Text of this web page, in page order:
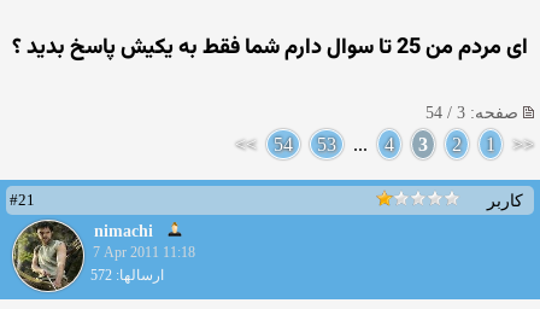
ای مردم من 25 تا سوال دارم شما فقط به یکیش پاسخ بدید ؟
صفحه: 3 / 54
<<
1
2
3
4
...
53
54
>>
کاربر
#21
nimachi
7 Apr 2011 11:18
ارسالها: 572